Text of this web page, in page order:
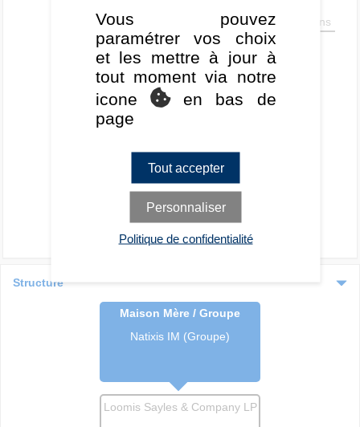
3 ans 5 ans 8 ans
Structure
Maison Mère / Groupe
Natixis IM (Groupe)
Loomis Sayles & Company LP
Vous pouvez
paramétrer vos choix
et les mettre à jour à
tout moment via notre
icone
en bas de
page
Tout accepter
Personnaliser
Politique de confidentialité